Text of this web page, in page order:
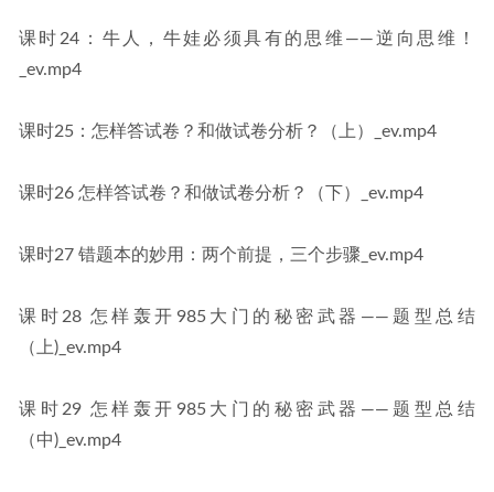
课时24：牛人，牛娃必须具有的思维——逆向思维！
_ev.mp4
课时25：怎样答试卷？和做试卷分析？（上）_ev.mp4
课时26 怎样答试卷？和做试卷分析？（下）_ev.mp4
课时27 错题本的妙用：两个前提，三个步骤_ev.mp4
课时28 怎样轰开985大门的秘密武器——题型总结
（上)_ev.mp4
课时29 怎样轰开985大门的秘密武器——题型总结
（中)_ev.mp4